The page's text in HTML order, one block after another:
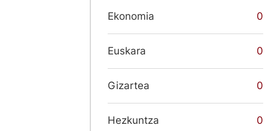
Ekonomia 0
Euskara 0
Gizartea 0
Hezkuntza 0